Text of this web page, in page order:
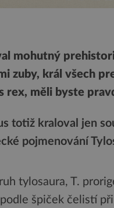
mohutný
zuby, král všech
rex, měli byste
totiž kraloval jen
pojmenování
tylosaura, T.
špiček čelistí